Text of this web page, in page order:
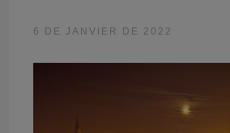
6 DE JANVIER DE 2022